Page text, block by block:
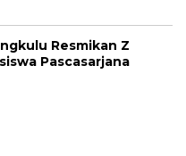
Resmikan Z
Pascasarjana